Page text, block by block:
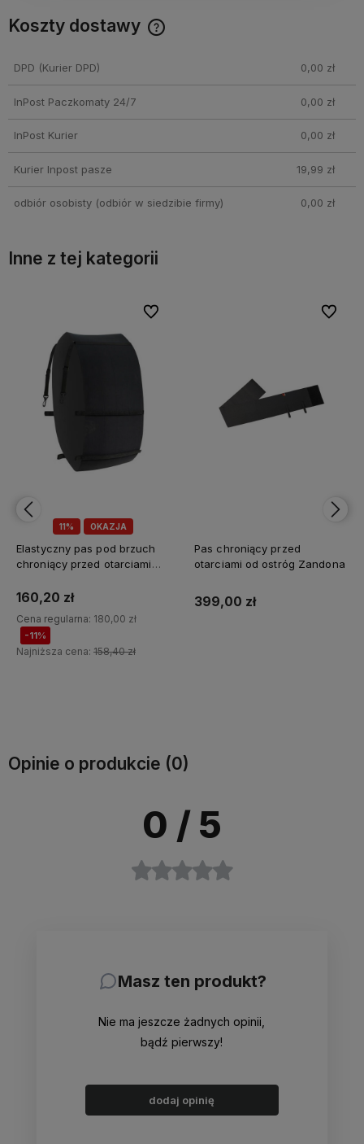
Koszty dostawy
DPD (Kurier DPD) 0,00 zł
InPost Paczkomaty 24/7 0,00 zł
InPost Kurier 0,00 zł
Kurier Inpost pasze 19,99 zł
odbiór osobisty(odbiór w siedzibie firmy) 0,00 zł
Inne z tej kategorii
Pas chroniący przed
otarciami od ostróg Zandona
399,00 zł
Do ulubionych
Do ulubionych
Popręg 'Memory" z gumami
Kavalkade
184,50 zł
Do
Do
Opinie o produkcie (0)
0 / 5
Masz ten produkt?
Nie ma jeszcze żadnych opinii,
bądź pierwszy!
dodaj opinię